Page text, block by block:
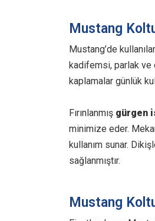
Mustang
Mustang’de
kadifemsi, parlak ve
kaplamalar günlük
Fırınlanmış gürgen
minimize eder.
kullanım sunar.
sağlanmıştır.
Mustang